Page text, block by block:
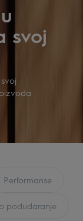
svoj
Performanse
podudaranje